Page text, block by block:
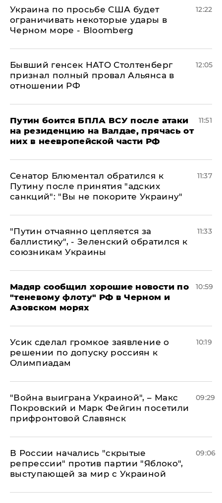
Украина по просьбе США будет
ограничивать некоторые удары в
Черном море - Bloomberg
12:22
Бывший генсек НАТО Столтенберг
признал полный провал Альянса в
отношении РФ
12:05
Путин боится БПЛА ВСУ после атаки
на резиденцию на Валдае, прячась от
них в неевропейской части РФ
11:51
Сенатор Блюментал обратился к
Путину после принятия "адских
санкций": "Вы не покорите Украину"
11:37
"Путин отчаянно цепляется за
баллистику", - Зеленский обратился к
союзникам Украины
11:33
Мадяр сообщил хорошие новости по
"теневому флоту" РФ в Черном и
Азовском морях
10:59
Усик сделал громкое заявление о
решении по допуску россиян к
Олимпиадам
10:19
"Война выиграна Украиной", – Макс
Покровский и Марк Фейгин посетили
прифронтовой Славянск
09:29
В России начались "скрытые
репрессии" против партии "Яблоко",
выступающей за мир с Украиной
09:06